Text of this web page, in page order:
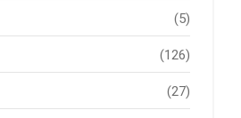
(5)
(126)
(27)